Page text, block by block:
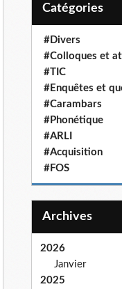
Catégories
#Divers
#Colloques et
#TIC
#Enquêtes et
#Carambars
#Phonétique
#ARLI
#Acquisition
#FOS
Archives
2026
Janvier
2025